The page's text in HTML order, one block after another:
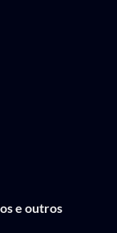
e outros